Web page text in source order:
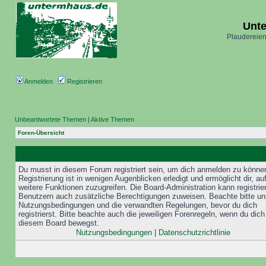
Anmelden Registrieren
Unbeantwortete Themen | Aktive Themen
Foren-Übersicht
Du musst in diesem Forum registriert sein, um dich anmelden zu
Registrierung ist in wenigen Augenblicken erledigt und ermöglicht dir, auf
weitere Funktionen zuzugreifen. Die Board-Administration kann
Benutzern auch zusätzliche Berechtigungen zuweisen. Beachte bitte
Nutzungsbedingungen und die verwandten Regelungen, bevor du dich
registrierst. Bitte beachte auch die jeweiligen Forenregeln, wenn du
diesem Board bewegst.
Nutzungsbedingungen| Datenschutzrichtlinie